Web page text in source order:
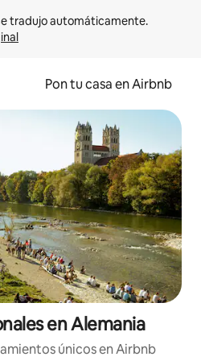
Pon tu casa en Airbnb
en Alemania
únicos en Airbnb